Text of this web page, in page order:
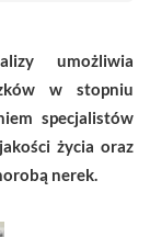
umożliwia
w stopniu
specjalistów
życia oraz
nerek.